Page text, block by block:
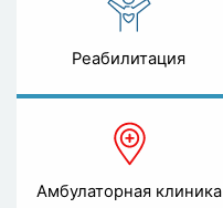
Реабилитация
Амбулаторная клиника